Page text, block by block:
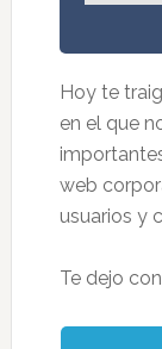
Hoy te
en el que
web
usuarios y
Te dejo